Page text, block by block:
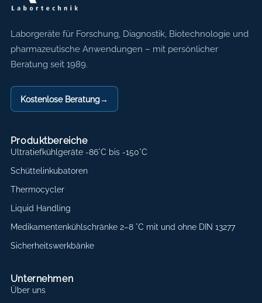
Axon Labortechnik
Laborgeräte für Forschung, Diagnostik, Biotechnologie und
pharmazeutische Anwendungen – mit persönlicher
Beratung seit 1989.
Kostenlose Beratung→
Produktbereiche
Ultratiefkühlgeräte -86°C bis -150°C
Schüttelinkubatoren
Thermocycler
Liquid Handling
Medikamentenkühlschränke 2–8 °C mit und ohne DIN 13277
Sicherheitswerkbänke
Unternehmen
Über uns